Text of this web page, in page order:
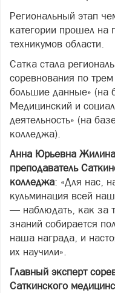
Региональный этап
категории прошел на
техникумов области.
Сатка стала
соревнования по
большие данные»
Медицинский и
деятельность» (на
колледжа).
Анна Юрьевна
преподаватель
колледжа: «Для нас,
кульминация всей
— наблюдать, как за
знаний собирается
наша награда, и
их научили».
Главный эксперт
Саткинского